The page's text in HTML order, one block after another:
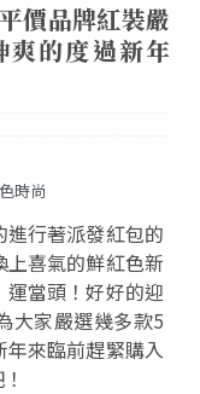
價品牌紅裝嚴
爽的度過新年
時尚
行著派發紅包的
喜氣的鮮紅色新
當頭！好好的迎
大家嚴選幾多款5
來臨前趕緊購入